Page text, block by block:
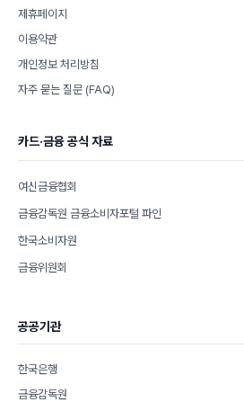
제휴페이지
이용약관
개인정보 처리방침
자주 묻는 질문 (FAQ)
카드·금융 공식 자료
여신금융협회
금융감독원 금융소비자포털 파인
한국소비자원
금융위원회
공공기관
한국은행
금융감독원